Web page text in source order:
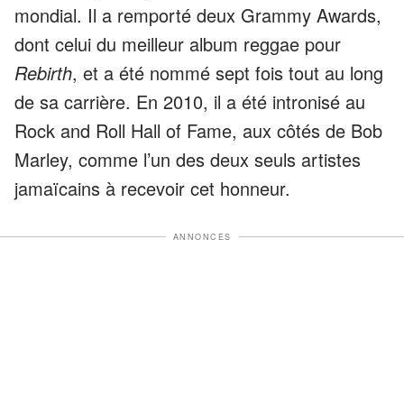
mondial. Il a remporté deux Grammy Awards,
dont celui du meilleur album reggae pour
Rebirth, et a été nommé sept fois tout au long
de sa carrière. En 2010, il a été intronisé au
Rock and Roll Hall of Fame, aux côtés de Bob
Marley, comme l’un des deux seuls artistes
jamaïcains à recevoir cet honneur.
ANNONCES